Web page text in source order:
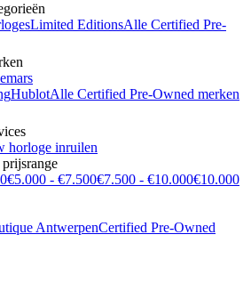
Limited EditionsAlle Certified Pre-
HublotAlle Certified Pre-Owned merken
horloge inruilen
€5.000 - €7.500€7.500 - €10.000€10.000
AntwerpenCertified Pre-Owned